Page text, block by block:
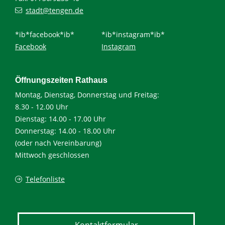
stadt@tengen.de
*ib*facebook*ib*
Facebook
*ib*instagram*ib*
Instagram
Öffnungszeiten Rathaus
Montag, Dienstag, Donnerstag und Freitag:
8.30 - 12.00 Uhr
Dienstag: 14.00 - 17.00 Uhr
Donnerstag: 14.00 - 18.00 Uhr
(oder nach Vereinbarung)
Mittwoch geschlossen
Telefonliste